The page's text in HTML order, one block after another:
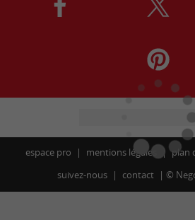
espace pro mentions légales plan
suivez-nous
contact ©